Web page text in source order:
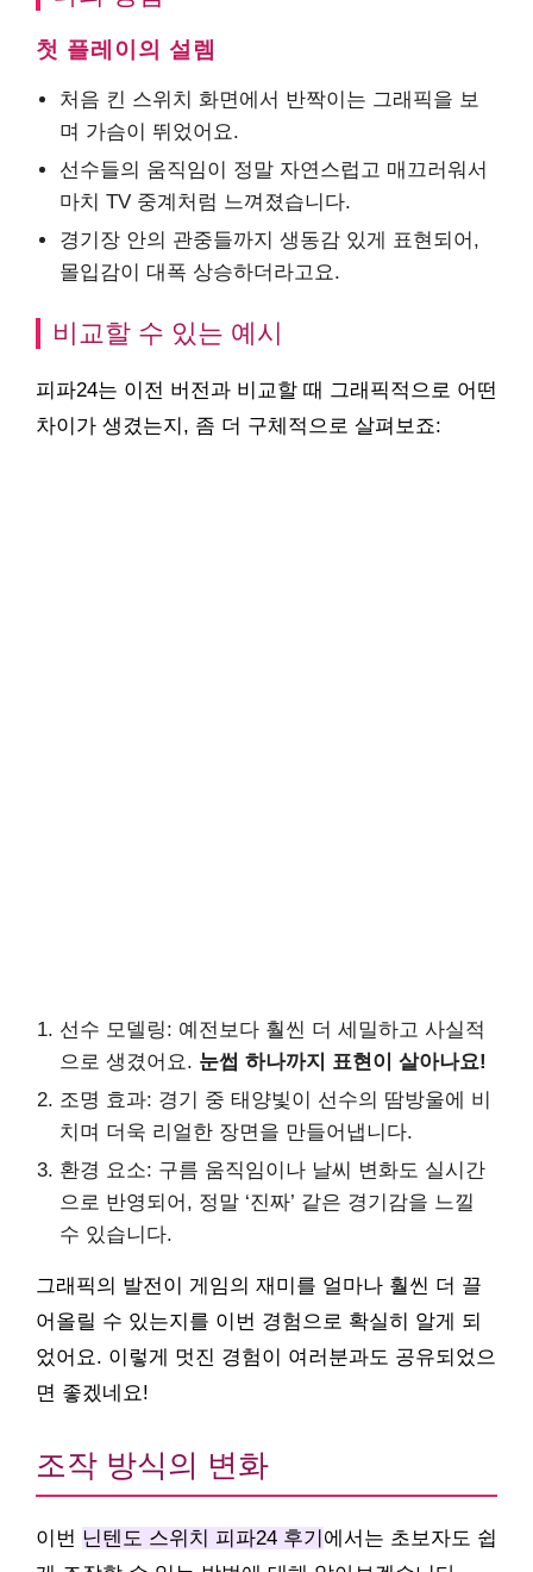
첫 플레이의 설렘
처음 킨 스위치 화면에서 반짝이는 그래픽을 보
며 가슴이 뛰었어요.
선수들의 움직임이 정말 자연스럽고 매끄러워서
마치 TV 중계처럼 느껴졌습니다.
경기장 안의 관중들까지 생동감 있게 표현되어,
몰입감이 대폭 상승하더라고요.
비교할 수 있는 예시
피파24는 이전 버전과 비교할 때 그래픽적으로 어떤
차이가 생겼는지, 좀 더 구체적으로 살펴보죠:
선수 모델링: 예전보다 훨씬 더 세밀하고 사실적
으로 생겼어요. 눈썹 하나까지 표현이 살아나요!
조명 효과: 경기 중 태양빛이 선수의 땀방울에 비
치며 더욱 리얼한 장면을 만들어냅니다.
환경 요소: 구름 움직임이나 날씨 변화도 실시간
으로 반영되어, 정말 ‘진짜’ 같은 경기감을 느낄
수 있습니다.
그래픽의 발전이 게임의 재미를 얼마나 훨씬 더 끌
어올릴 수 있는지를 이번 경험으로 확실히 알게 되
었어요. 이렇게 멋진 경험이 여러분과도 공유되었으
면 좋겠네요!
조작 방식의 변화
이번 닌텐도 스위치 피파24 후기 에서는 초보자도 쉽